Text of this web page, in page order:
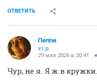
ОТВЕТИТЬ
Пепnи
v.i.p.
29 мая 2026 в 20:41
Чур, не я. Я ж в кружки.